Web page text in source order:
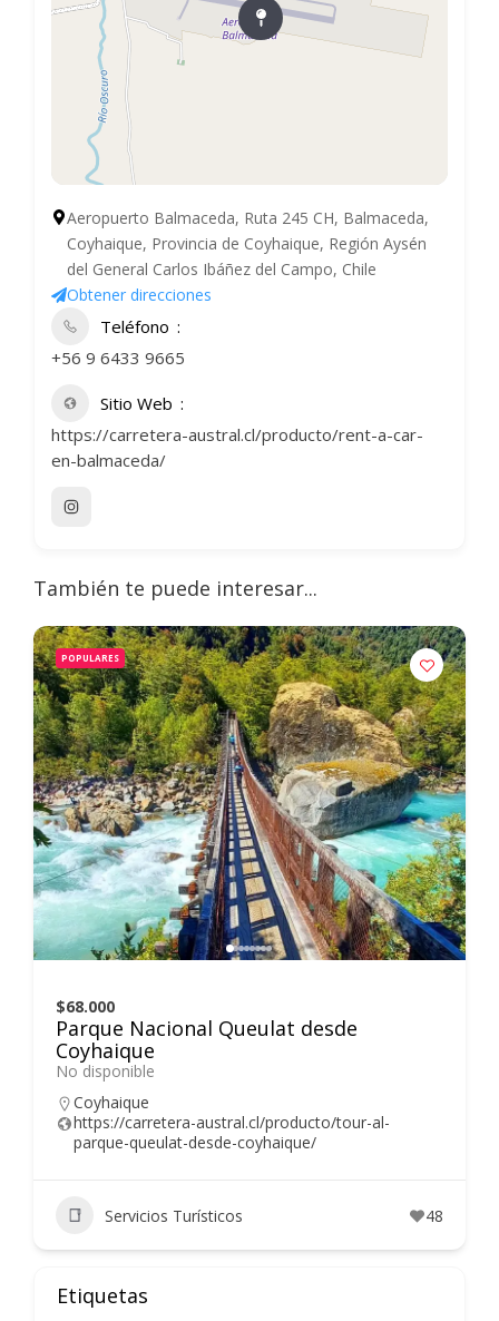
Aeropuerto Balmaceda, Ruta 245 CH, Balmaceda,
Coyhaique, Provincia de Coyhaique, Región Aysén
del General Carlos Ibáñez del Campo, Chile
Obtener direcciones
Teléfono
+56 9 6433 9665
Sitio Web
https://carretera-austral.cl/producto/rent-a-car-
en-balmaceda/
También te puede interesar...
POPULARES
$68.000
Parque Nacional Queulat desde
Coyhaique
No disponible
Coyhaique
https://carretera-austral.cl/producto/tour-al-
parque-queulat-desde-coyhaique/
Servicios Turísticos 48
Etiquetas